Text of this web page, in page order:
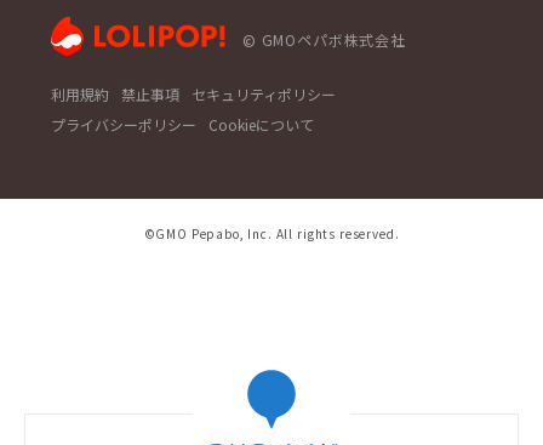
GMOペパボ株式会社
利用規約 禁止事項
セキュリティポリシー
プライバシーポリシー
Cookieについて
©GMO Pepabo, Inc. All rights reserved.